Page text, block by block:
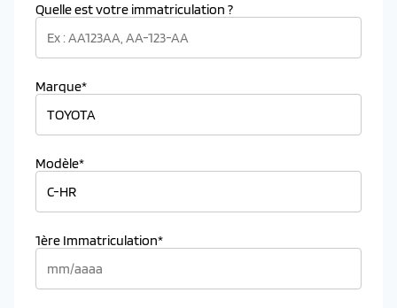
Quelle est votre immatriculation ?
Marque*
Modèle*
1ère Immatriculation*